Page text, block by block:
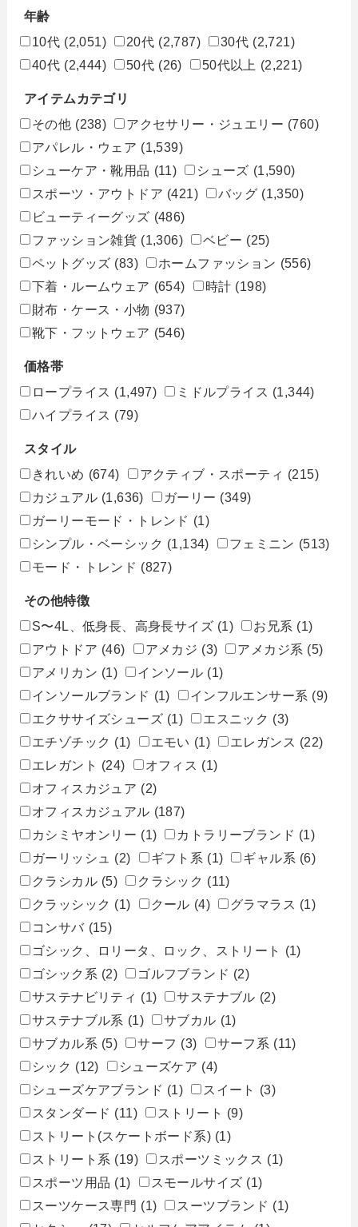
年齢
10代 (2,051) 20代 (2,787) 30代 (2,721)
40代 (2,444) 50代 (26) 50代以上 (2,221)
アイテムカテゴリ
その他 (238) アクセサリー・ジュエリー (760)
アパレル・ウェア (1,539)
シューケア・靴用品 (11) シューズ (1,590)
スポーツ・アウトドア (421) バッグ (1,350)
ビューティーグッズ (486)
ファッション雑貨 (1,306) ベビー (25)
ペットグッズ (83) ホームファッション (556)
下着・ルームウェア (654) 時計 (198)
財布・ケース・小物 (937)
靴下・フットウェア (546)
価格帯
ロープライス (1,497) ミドルプライス (1,344)
ハイプライス (79)
スタイル
きれいめ (674) アクティブ・スポーティ (215)
カジュアル (1,636) ガーリー (349)
ガーリーモード・トレンド (1)
シンプル・ベーシック (1,134) フェミニン (513)
モード・トレンド (827)
その他特徴
S〜4L、低身長、高身長サイズ (1) お兄系 (1)
アウトドア (46) アメカジ (3) アメカジ系 (5)
アメリカン (1) インソール (1)
インソールブランド (1) インフルエンサー系 (9)
エクササイズシューズ (1) エスニック (3)
エチゾチック (1) エモい (1) エレガンス (22)
エレガント (24) オフィス (1)
オフィスカジュア (2)
オフィスカジュアル (187)
カシミヤオンリー (1) カトラリーブランド (1)
ガーリッシュ
(2) ギフト系 (1) ギャル系 (6)
クラシカル (5) クラシック (11)
クラッシック (1) クール (4) グラマラス (1)
コンサバ (15)
ゴシック、ロリータ、ロック、ストリート
(1)
ゴシック系 (2) ゴルフブランド (2)
サステナビリティ (1) サステナブル (2)
サステナブル系 (1) サブカル (1)
サブカル系 (5) サーフ (3) サーフ系 (11)
シック (12) シューズケア (4)
シューズケアブランド (1) スイート
(3)
スタンダード (11) ストリート (9)
ストリート(スケートボード系) (1)
ストリート系 (19) スポーツミックス (1)
スポーツ用品 (1) スモールサイズ (1)
スーツケース専門 (1) スーツブランド (1)